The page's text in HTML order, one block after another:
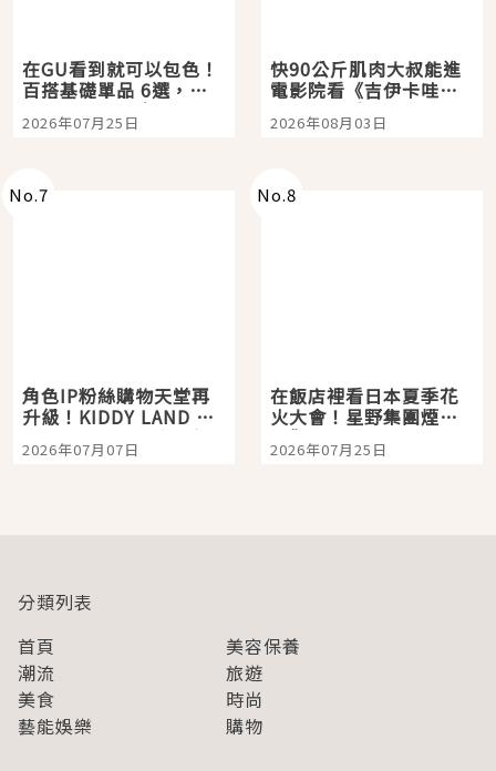
在GU看到就可以包色！
百搭基礎單品 6選，閉
眼全收也不心疼
2026年07月25日
快90公斤肌肉大叔能進
電影院看《吉伊卡哇》
嗎？日本重金屬樂團
「打首」會長與nagano
2026年08月03日
No.7
角色IP粉絲購物天堂再
升級！KIDDY LAND 原
宿店吉伊卡哇迎客，新
開幕 OMOKADO 店3分
2026年07月07日
No.8
在飯店裡看日本夏季花
火大會！星野集團煙火
景觀飯店6選，讓你不用
人擠人悠閒欣賞
2026年07月25日
分類列表
首頁
美容保養
潮流
旅遊
美食
時尚
藝能娛樂
購物